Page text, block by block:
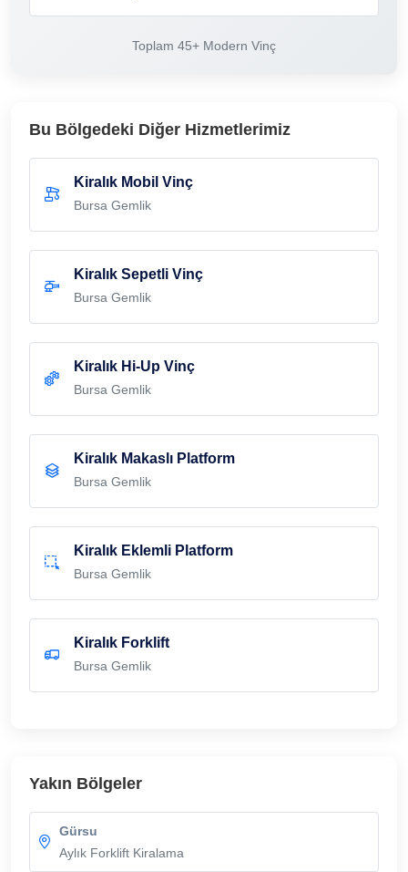
Toplam 45+ Modern Vinç
Bu Bölgedeki Diğer Hizmetlerimiz
Kiralık Mobil Vinç
Bursa Gemlik
Kiralık Sepetli Vinç
Bursa Gemlik
Kiralık Hi-Up Vinç
Bursa Gemlik
Kiralık Makaslı Platform
Bursa Gemlik
Kiralık Eklemli Platform
Bursa Gemlik
Kiralık Forklift
Bursa Gemlik
Yakın Bölgeler
Gürsu
Aylık Forklift Kiralama